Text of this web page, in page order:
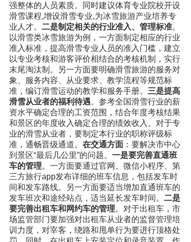
强整体的人员素质。同时建议体育专业院校开设
滑雪课程,增设滑雪专业,为冰雪旅游产业培养专
业人才。 二是制定相关的行业准入、管理标准。
以滑雪类冰雪旅游为例，一方面制定相应的行业
准入标准，提高滑雪专业人员的准入门槛，建立
以专业考核和游客评价相结合的考核机制，实行
末尾淘汰制。另一方面要明确滑雪旅游的服务对
象、服务内容、从业要求、教学流程等规范标
准，编订滑雪运动的教学和服务手册。 三是提高
滑雪从业者的福利待遇。参考全国滑雪行业的薪
资水平确定合理的工资范围，结合年度考核结果
和景区的年度收入确定合理的绩效收入。对于专
业的滑雪从业者，要制定本行业的职称评级标
准，通畅晋级通道。 在交通方面：要解决市中心
到景区“最后几公里”的问题。 一是要完善直通班
车的管理。一方面要通过官网、微信小程序、第
三方旅行app发布详细的班车信息，包括发车时
间和发车路线。另一方面要适当增加直通班车的
发车班次和途经站点，适当延长发车时间。 二是
要完善出租车和网约车的管理。对于出租车，市
场监管部门要加强对出租车从业者的监督管理培
训力度，对宰客，绕路和甩单行为要进行顶格处